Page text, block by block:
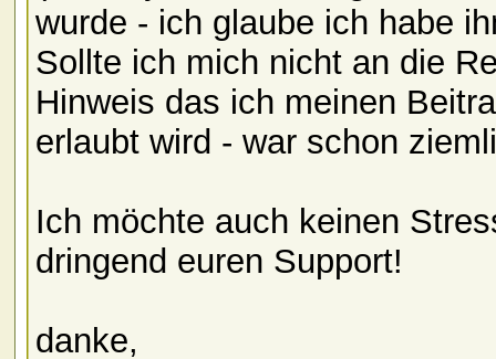
wurde - ich glaube ich habe
Sollte ich mich nicht an die
Hinweis das ich meinen
erlaubt wird - war schon
Ich möchte auch keinen
dringend euren Support!
danke,